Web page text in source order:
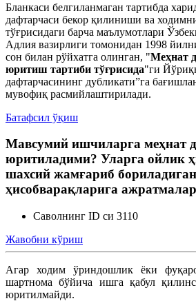
Бланкаси белгиланмаган тартибда
дафтарчаси бекор қилиниши ва
тўғрисидаги барча маълумотлари
Адлия вазирлиги томонидан 1998
сон билан рўйхатга олинган, "Меҳнат
юритиш тартиби тўғрисида"ги
дафтарчасининг дубликати”га
мувофиқ расмийлаштирилади.
Батафсил ўқиш
Мавсумий ишчиларга меҳнат
юритиладими? Уларга ойлик
шахсий жамғариб
ҳисобварақларига
Саволнинг ID си 3110
Жавобни кўриш
Агар ходим ўриндошлик ёки
шартнома бўйича ишга қабул
юритилмайди.